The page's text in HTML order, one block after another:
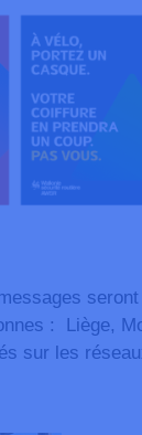
:
Liège,
sur les